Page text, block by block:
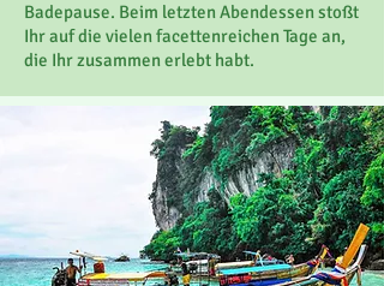
Badepause. Beim letzten Abendessen stoßt
Ihr auf die vielen facettenreichen Tage an,
die Ihr zusammen erlebt habt.